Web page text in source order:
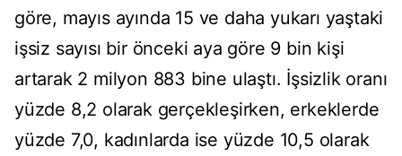
göre, mayıs ayında 15 ve daha yukarı yaştaki
işsiz sayısı bir önceki aya göre 9 bin kişi
artarak 2 milyon 883 bine ulaştı. İşsizlik oranı
yüzde 8,2 olarak gerçekleşirken, erkeklerde
yüzde 7,0, kadınlarda ise yüzde 10,5 olarak